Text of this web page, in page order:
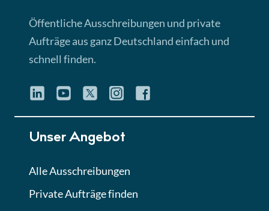
Öffentliche Ausschreibungen und private
Aufträge aus ganz Deutschland einfach und
schnell finden.
Unser Angebot
Alle Ausschreibungen
Private Aufträge finden